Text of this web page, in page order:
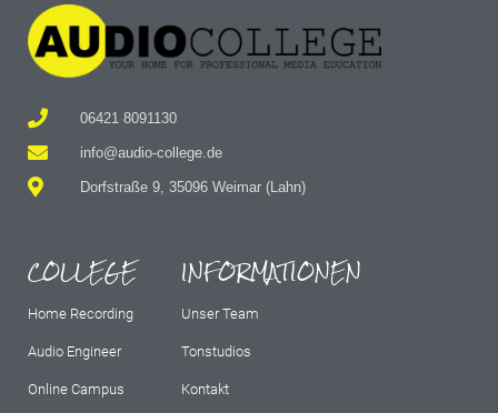
06421 8091130
info@audio-college.de
Dorfstraße 9, 35096 Weimar (Lahn)
COLLEGE
Home Recording
Audio Engineer
Online Campus
INFORMATIONEN
Unser Team
Tonstudios
Kontakt